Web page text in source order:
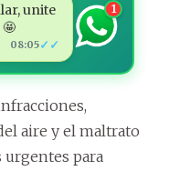
unite
08:05✓✓
1
aire y el maltrato
urgentes para